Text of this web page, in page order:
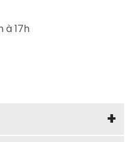
à 17h